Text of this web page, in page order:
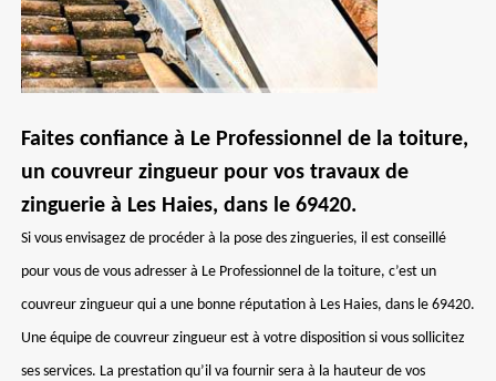
Faites confiance à Le Professionnel de la toiture,
un couvreur zingueur pour vos travaux de
zinguerie à Les Haies, dans le 69420.
Si vous envisagez de procéder à la pose des zingueries, il est conseillé
pour vous de vous adresser à Le Professionnel de la toiture, c’est un
couvreur zingueur qui a une bonne réputation à Les Haies, dans le 69420.
Une équipe de couvreur zingueur est à votre disposition si vous sollicitez
ses services. La prestation qu’il va fournir sera à la hauteur de vos